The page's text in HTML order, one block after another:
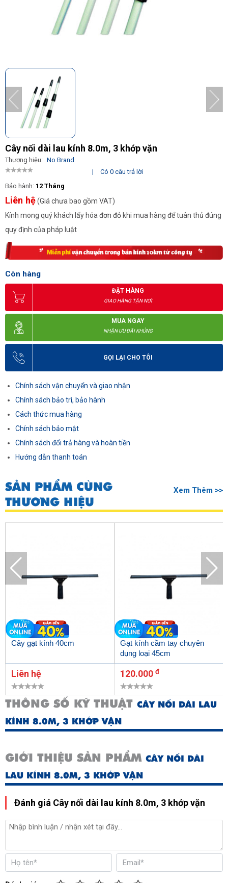
Cây nối dài lau kính 8.0m, 3 khớp vặn
Thương hiệu: No Brand
|
Có 0 câu trả lời
Bảo hành: 12 Tháng
Liên hệ(Giá chưa bao gồm VAT)
Kính mong quý khách lấy hóa đơn đỏ khi mua hàng để tuân thủ đúng
quy định của pháp luật
Còn hàng
ĐẶT HÀNG
GIAO HÀNG TẬN NƠI
MUA NGAY
NHẬN ƯU ĐÃI KHỦNG
GỌI LẠI CHO TÔI
Chính sách vận chuyển và giao nhận
Chính sách bảo trì, bảo hành
Cách thức mua hàng
Chính sách bảo mật
Chính sách đổi trả hàng và hoàn tiền
Hướng dẫn thanh toán
SẢN PHẨM CÙNG
THƯƠNG HIỆU
Xem Thêm >>
Cây gạt kính 40cm
Liên hệ
Gạt kính cầm tay chuyên
dụng loại 45cm
120.000 đ
THÔNG SỐ KỸ THUẬT CÂY NỐI DÀI LAU
KÍNH 8.0M, 3 KHỚP VẶN
GIỚI THIỆU SẢN PHẨM CÂY NỐI DÀI
LAU KÍNH 8.0M, 3 KHỚP VẶN
Đánh giá Cây nối dài lau kính 8.0m, 3 khớp vặn